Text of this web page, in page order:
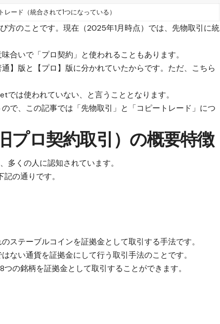
レード（統合されて1つになっている）
方のことです。現在（2025年1月時点）では、 先物取引に統
合いで「プロ契約」と使われることもあります。
通】版と【プロ】版に分かれていたからです。ただ、こちら
では使われていない、と言うこととなります。
で、この記事では「先物取引 」と「コピートレード 」につ
プロ契約取引）の概要特徴
多くの人に認知されています。
の通りです。
のステーブルコインを証拠金として取引する手法です。
ない通貨を証拠金にして行う取引手法のことです。
の銘柄を証拠金として取引することができます。